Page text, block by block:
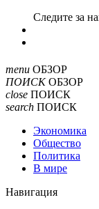
Cледите за
menu ОБЗОР
ПОИСК ОБЗОР
close ПОИСК
search ПОИСК
Экономика
Общество
Политика
В мире
Навигация